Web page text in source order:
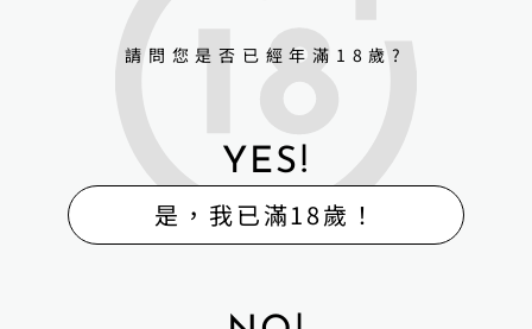
請問您是否已經年滿18歲?
YES!
是，我已滿18歲！